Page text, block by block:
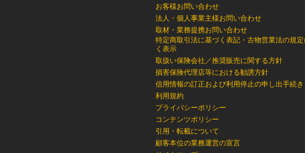
お客様お問い合わせ
法人・個人事業主様お問い合わせ
取材・業務提携お問い合わせ
特定商取引法に基づく表記・古物営業法の規
く表示
取扱い保険会社／推奨販売に関する方針
損害保険代理店等における勧誘方針
信用情報の訂正および利用停止の申し出手続き
利用規約
プライバシーポリシー
コンテンツポリシー
引用・転載について
顧客本位の業務運営の宣言